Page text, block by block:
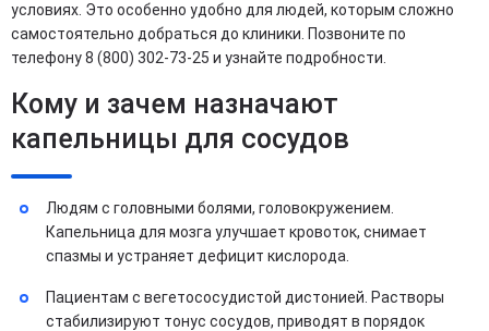
условиях. Это особенно удобно для людей, которым сложно
самостоятельно добраться до клиники. Позвоните по
телефону 8 (800) 302-73-25 и узнайте подробности.
Кому и зачем назначают
капельницы для сосудов
Людям с головными болями, головокружением.
Капельница для мозга улучшает кровоток, снимает
спазмы и устраняет дефицит кислорода.
Пациентам с вегетососудистой дистонией. Растворы
стабилизируют тонус сосудов, приводят в порядок